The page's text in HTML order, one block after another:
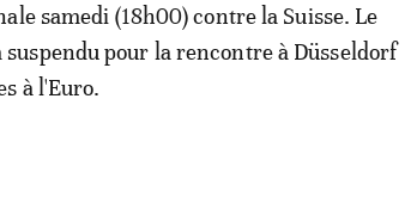
samedi (18h00) contre la Suisse. Le
pour la rencontre à Düsseldorf
à l'Euro.